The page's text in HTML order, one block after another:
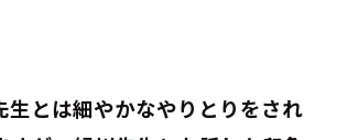
とは細やかなやりとりをされ